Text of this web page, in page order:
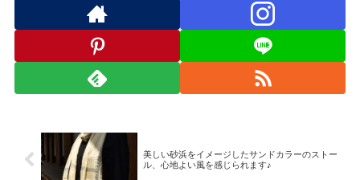
美しい砂浜をイメージしたサンドカラーのストー
ル、心地よい風を感じられます♪